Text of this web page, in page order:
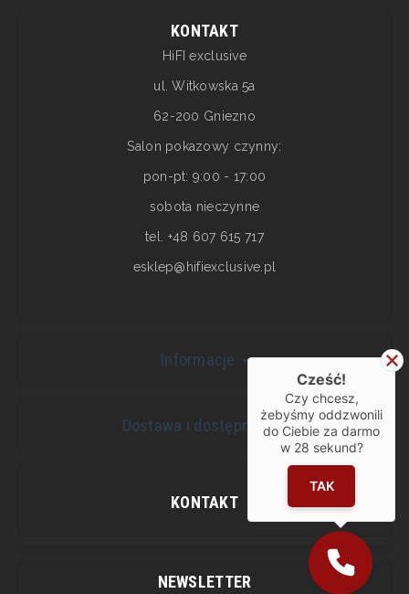
KONTAKT
HiFI exclusive
ul. Witkowska 5a
62-200 Gniezno
Salon pokazowy czynny:
pon-pt: 9:00 - 17:00
sobota nieczynne
tel. +48 607 615 717
esklep@hifiexclusive.pl
Informacje
Dostawa i dostępność
KONTAKT
NEWSLETTER
Cześć!
Czy chcesz,
żebyśmy oddzwonili
do Ciebie za darmo
w 28 sekund?
TAK